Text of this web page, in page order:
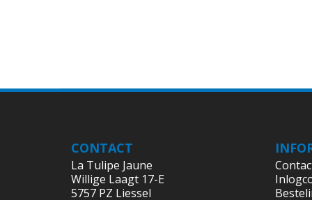
CONTACT
La Tulipe Jaune
Willige Laagt 17-E
5757 PZ Liessel